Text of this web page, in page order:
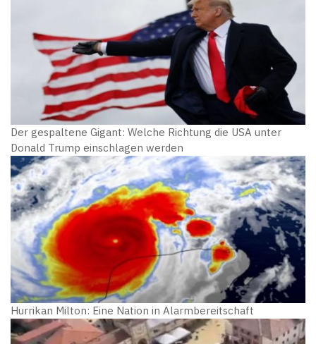
Der gespaltene Gigant: Welche Richtung die USA unter
Donald Trump einschlagen werden
Hurrikan Milton: Eine Nation in Alarmbereitschaft